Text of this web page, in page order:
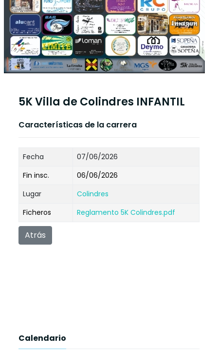
5K Villa de Colindres INFANTIL
Características de la carrera
Fecha
07/06/2026
Fin insc.
06/06/2026
Lugar
Colindres
Ficheros
Reglamento 5K Colindres.pdf
Atrás
Calendario